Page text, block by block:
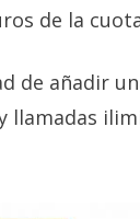
de la
de añadir
llamadas